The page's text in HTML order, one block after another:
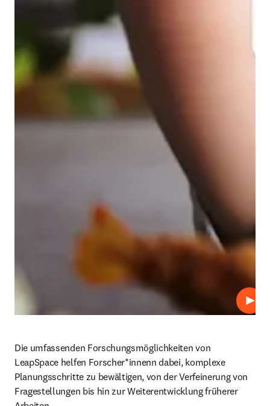
Die umfassenden Forschungsmöglichkeiten von
LeapSpace helfen Forscher*innenn dabei, komplexe
Planungsschritte zu bewältigen, von der Verfeinerung von
Fragestellungen bis hin zur Weiterentwicklung früherer